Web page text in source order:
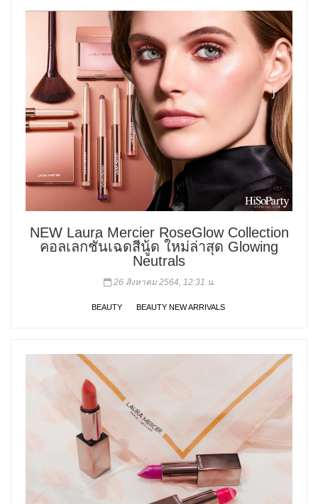
NEW Laura Mercier RoseGlow Collection
คอลเลกชั่นเฉดสีนู้ด ใหม่ล่าสุด Glowing
Neutrals
26 สิงหาคม 2564, 12:31 น.
BEAUTY BEAUTY NEW ARRIVALS